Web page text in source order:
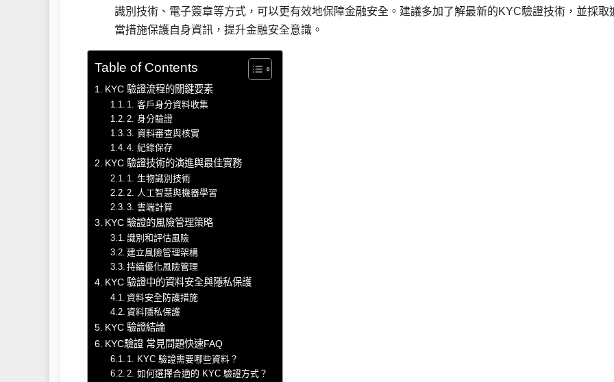
識別技術、電子簽章等方式，可以更有效地保障金融安全。建議多加了解最新的KYC驗證技術，並採取
當措施保護自身資訊，提升金融安全意識。
Table of Contents
KYC 驗證流程的關鍵要素
1. 客戶身分資料收集
2. 身分驗證
3. 資料審查與核實
4. 紀錄保存
KYC 驗證技術的演進與最佳實務
1. 生物識別技術
2. 人工智慧與機器學習
3. 雲端計算
KYC 驗證的風險管理策略
識別和評估風險
建立風險管理架構
持續優化風險管理
KYC 驗證中的資料安全與隱私保護
資料安全防護措施
資料隱私保護
KYC 驗證結論
KYC驗證 常見問題快速FAQ
1. KYC 驗證需要哪些資料？
2. 如何選擇合適的 KYC 驗證方式？